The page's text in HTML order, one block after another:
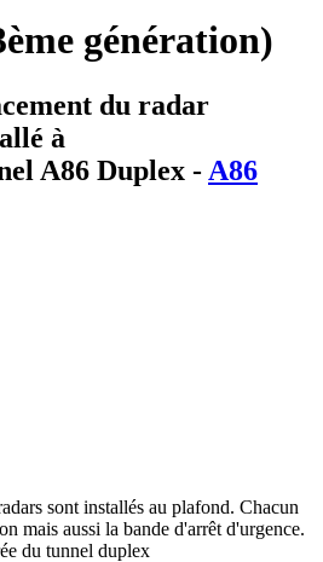
génération)
du radar
à
A86 Duplex - A86
sont installés au plafond. Chacun
mais aussi la bande d'arrêt d'urgence.
du tunnel duplex